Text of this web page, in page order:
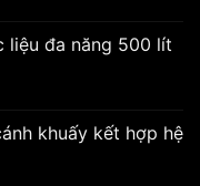
liệu đa năng 500 lít
khuấy kết hợp hệ